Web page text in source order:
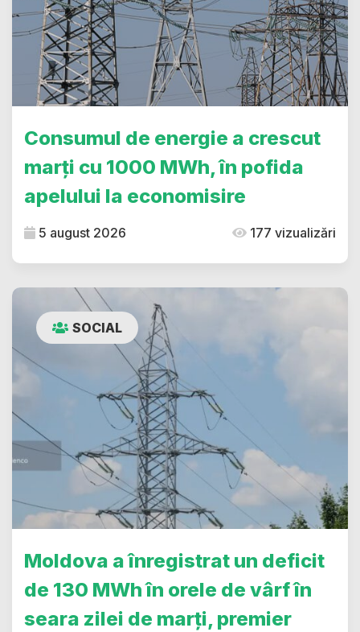
Consumul de energie a crescut
marți cu 1000 MWh, în pofida
apelului la economisire
5 august 2026 177 vizualizări
SOCIAL
Moldova a înregistrat un deficit
de 130 MWh în orele de vârf în
seara zilei de marți, premier